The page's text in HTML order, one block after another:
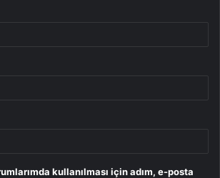
kullanılması için adım, e-posta